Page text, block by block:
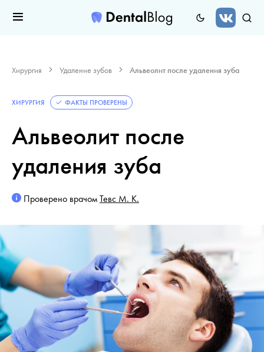
Хирургия Удаление зубов Альвеолит после удаления зуба
ХИРУРГИЯ ФАКТЫ ПРОВЕРЕНЫ
Альвеолит после
удаления зуба
Проверено врачомТевс М. К.